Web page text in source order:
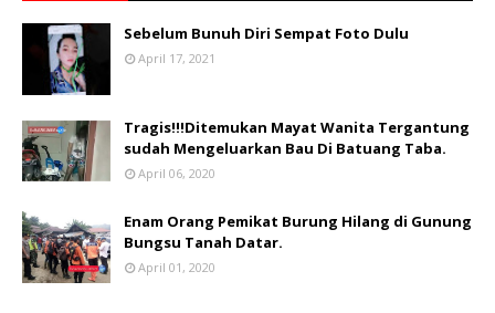
Sebelum Bunuh Diri Sempat Foto Dulu
April 17, 2021
Tragis!!!Ditemukan Mayat Wanita Tergantung
sudah Mengeluarkan Bau Di Batuang Taba.
April 06, 2020
Enam Orang Pemikat Burung Hilang di Gunung
Bungsu Tanah Datar.
April 01, 2020